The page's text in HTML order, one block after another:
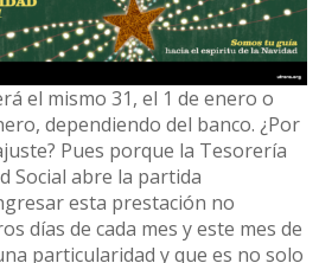
el mismo 31, el 1 de enero o
dependiendo del banco. ¿Por
? Pues porque la Tesorería
Social abre la partida
esta prestación no
días de cada mes y este mes de
particularidad y que es no solo